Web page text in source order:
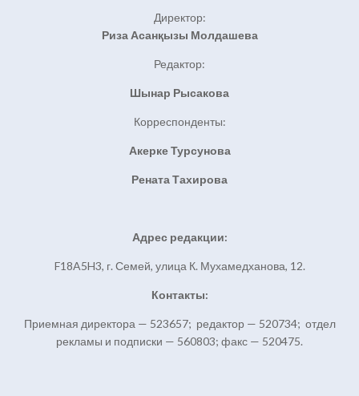
Директор:
Риза Асанқызы Молдашева
Редактор:
Шынар Рысакова
Корреспонденты:
Акерке Турсунова
Рената Тахирова
Адрес редакции:
F18A5H3, г. Семей, улица К. Мухамедханова, 12.
Контакты:
Приемная директора — 523657; редактор — 520734; отдел
рекламы и подписки — 560803; факс — 520475.